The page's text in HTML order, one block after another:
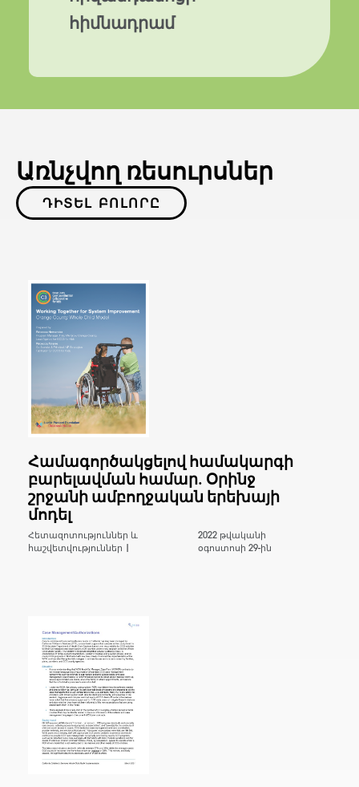
հիմնադրամ
Առնչվող ռեսուրսներ
ԴԻՏԵԼ ԲՈԼՈՐԸ
Համագործակցելով համակարգի
բարելավման համար. Օրինջ
շրջանի ամբողջական երեխայի
մոդել
Հետազոտություններ և
հաշվետվություններ |
2022 թվականի
օգոստոսի 29-ին